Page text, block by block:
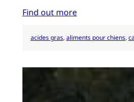
Find out more
acides gras, aliments pour chiens,